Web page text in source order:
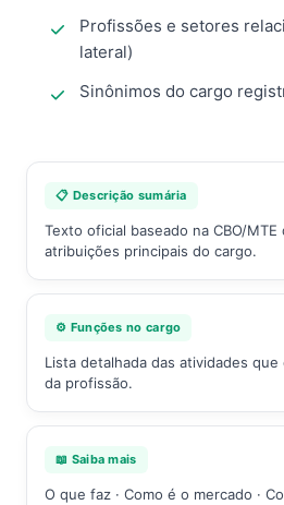
Profissões e setores
lateral)
Sinônimos do cargo
📋 Descrição sumária
Texto oficial baseado na CBO/
atribuições principais do cargo.
⚙️ Funções no cargo
Lista detalhada das atividades
da profissão.
📖 Saiba mais
O que faz · Como é o mercado ·